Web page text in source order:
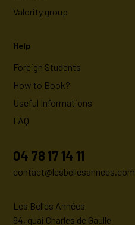
Valority group
Help
Foreign Students
How to Book?
Useful Informations
FAQ
04 78 17 14 11
contact@lesbellesannees.com
Les Belles Années
94, quai Charles de Gaulle